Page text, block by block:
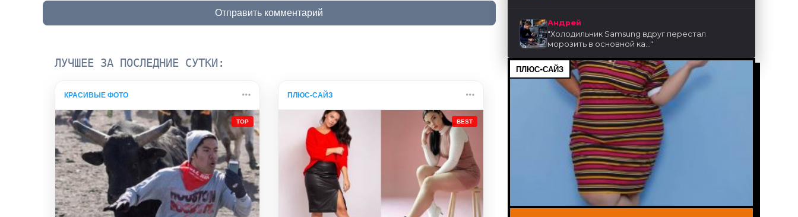
Отправить комментарий
ЛУЧШЕЕ ЗА ПОСЛЕДНИЕ СУТКИ:
КРАСИВЫЕ ФОТО
TOP
ПЛЮС-САЙЗ
BEST
Андрей
"Холодильник Samsung вдруг перестал
морозить в основной ка..."
ПЛЮС-САЙЗ